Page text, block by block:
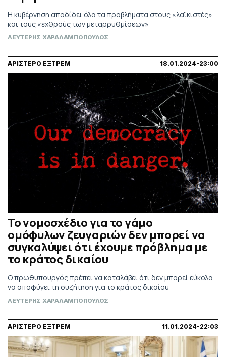
Η κυβέρνηση αποδίδει όλα τα προβλήματα στους «λαϊκιστές»
και τους «εχθρούς των μεταρρυθμίσεων»
ΛΕΥΤΕΡΗΣ ΧΑΡΑΛΑΜΠΟΠΟΥΛΟΣ
ΑΡΙΣΤΕΡΟ ΕΞΤΡΕΜ 18.01.2024-23:00
Το νομοσχέδιο για το γάμο
ομόφυλων ζευγαριών δεν μπορεί να
συγκαλύψει ότι έχουμε πρόβλημα με
το κράτος δικαίου
Ο πρωθυπουργός πρέπει να καταλάβει ότι δεν μπορεί εύκολα
να αποφύγει τη συζήτηση για το κράτος δικαίου
ΛΕΥΤΕΡΗΣ ΧΑΡΑΛΑΜΠΟΠΟΥΛΟΣ
ΑΡΙΣΤΕΡΟ ΕΞΤΡΕΜ 11.01.2024-22:03